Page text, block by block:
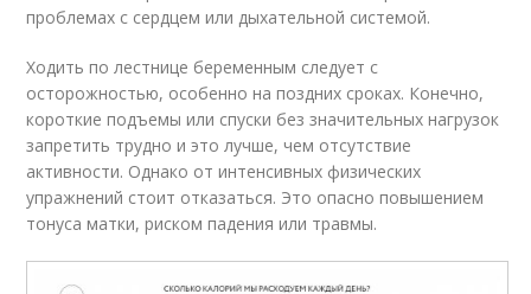
проблемах с сердцем или дыхательной системой.
Ходить по лестнице беременным следует с
осторожностью, особенно на поздних сроках. Конечно,
короткие подъемы или спуски без значительных нагрузок
запретить трудно и это лучше, чем отсутствие
активности. Однако от интенсивных физических
упражнений стоит отказаться. Это опасно повышением
тонуса матки, риском падения или травмы.